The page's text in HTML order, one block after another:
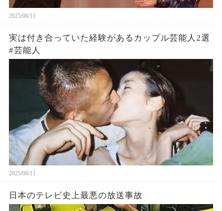
2025/06/11
実は付き合っていた経験があるカップル芸能人2選
#芸能人
2025/06/11
日本のテレビ史上最悪の放送事故